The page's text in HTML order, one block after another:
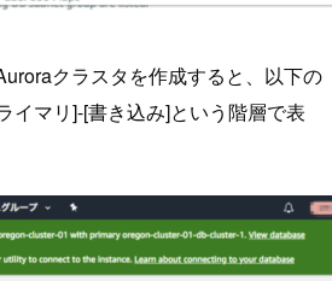
クラスタを作成すると、以下の
イマリ]-[書き込み]という階層で表